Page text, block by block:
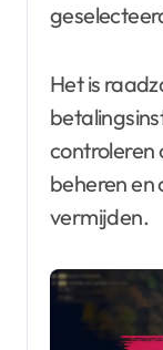
Het is
controleren
beheren en
vermijden.